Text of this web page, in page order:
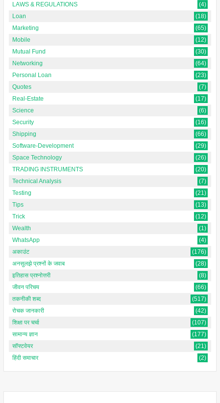
LAWS & REGULATIONS
(4)
Loan
(18)
Marketing
(65)
Mobile
(12)
Mutual Fund
(30)
Networking
(64)
Personal Loan
(23)
Quotes
(7)
Real-Estate
(17)
Science
(6)
Security
(16)
Shipping
(66)
Software-Development
(29)
Space Technology
(26)
TRADING INSTRUMENTS
(20)
Technical Analysis
(7)
Testing
(21)
Tips
(13)
Trick
(12)
Wealth
(1)
WhatsApp
(4)
अकाउंट
(176)
अनसुलझे प्रश्नों के जवाब
(28)
इतिहास प्रश्नोत्तरी
(8)
जीवन परिचय
(66)
तकनीकी शब्द
(517)
रोचक जानकारी
(42)
शिक्षा पर चर्चा
(107)
सामान्य ज्ञान
(177)
सॉफ्टवेयर
(21)
हिंदी समाचार
(2)